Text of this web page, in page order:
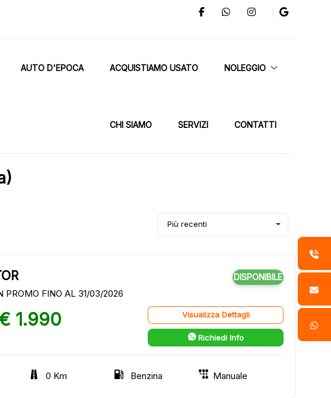
AUTO D'EPOCA ACQUISTIAMO USATO NOLEGGIO
CHI SIAMO SERVIZI CONTATTI
Più recenti
PROMO FINO AL 31/03/2026
DISPONIBILE
1.990 Visualizza Dettagli
Richiedi Info
0 Km Benzina Manuale